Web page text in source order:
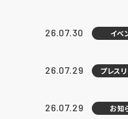
26.07.30 イベ
26.07.29 プレス
26.07.29 お知